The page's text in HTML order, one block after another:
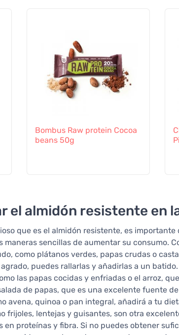
Bombus Raw protein Cocoa
beans 50g
el almidón resistente en
que es el almidón resistente, es
maneras sencillas de aumentar su consumo.
como plátanos verdes, papas crudas o
puedes rallarlas y añadirlas a un
las papas cocidas y enfriadas o el arroz,
de papas, que es una excelente fuente
avena, quinoa o pan integral, añadirá a tu
frijoles, lentejas y guisantes, son otra
en proteínas y fibra. Si no puedes obtener